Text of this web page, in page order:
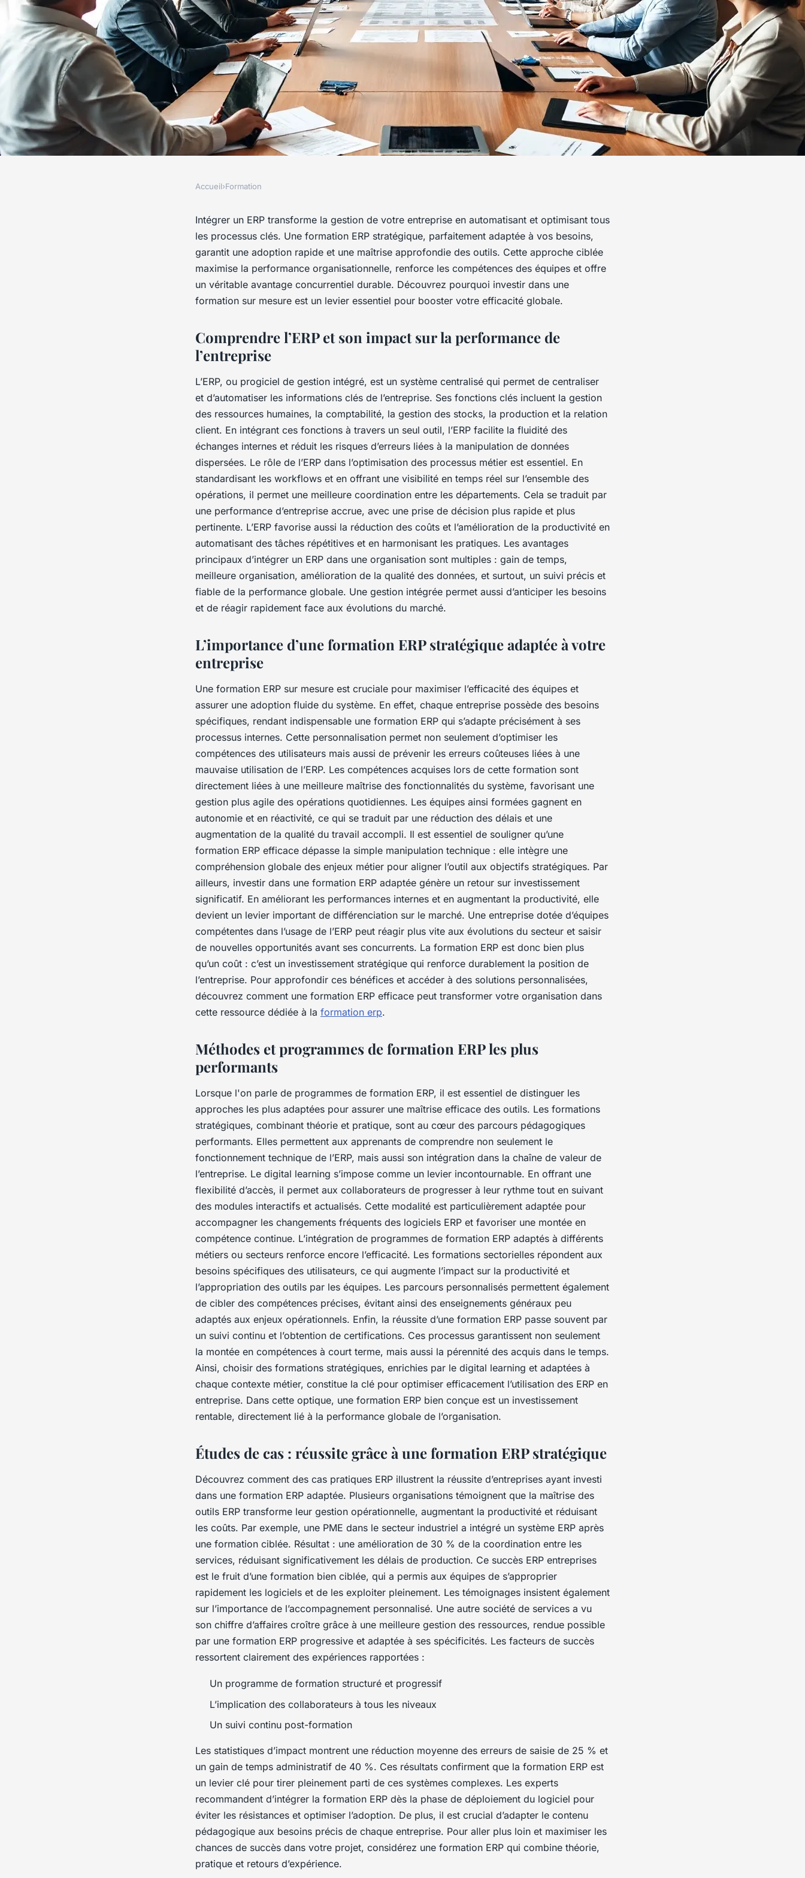
Maximisez la performance de votre
entreprise avec une formation erp
Accueil›Formation
Intégrer un ERP transforme la gestion de votre entreprise en automatisant et optimisant tous
les processus clés. Une formation ERP stratégique, parfaitement adaptée à vos besoins,
garantit une adoption rapide et une maîtrise approfondie des outils. Cette approche ciblée
maximise la performance organisationnelle, renforce les compétences des équipes et offre
un véritable avantage concurrentiel durable. Découvrez pourquoi investir dans une
formation sur mesure est un levier essentiel pour booster votre efficacité globale.
Comprendre l’ERP et son impact sur la performance de
l’entreprise
L’ERP, ou progiciel de gestion intégré, est un système centralisé qui permet de centraliser
et d’automatiser les informations clés de l’entreprise. Ses fonctions clés incluent la gestion
des ressources humaines, la comptabilité, la gestion des stocks, la production et la relation
client. En intégrant ces fonctions à travers un seul outil, l’ERP facilite la fluidité des
échanges internes et réduit les risques d’erreurs liées à la manipulation de données
dispersées. Le rôle de l’ERP dans l’optimisation des processus métier est essentiel. En
standardisant les workflows et en offrant une visibilité en temps réel sur l’ensemble des
opérations, il permet une meilleure coordination entre les départements. Cela se traduit par
une performance d’entreprise accrue, avec une prise de décision plus rapide et plus
pertinente. L’ERP favorise aussi la réduction des coûts et l’amélioration de la productivité en
automatisant des tâches répétitives et en harmonisant les pratiques. Les avantages
principaux d’intégrer un ERP dans une organisation sont multiples : gain de temps,
meilleure organisation, amélioration de la qualité des données, et surtout, un suivi précis et
fiable de la performance globale. Une gestion intégrée permet aussi d’anticiper les besoins
et de réagir rapidement face aux évolutions du marché.
L’importance d’une formation ERP stratégique adaptée à votre
entreprise
Une formation ERP sur mesure est cruciale pour maximiser l’efficacité des équipes et
assurer une adoption fluide du système. En effet, chaque entreprise possède des besoins
spécifiques, rendant indispensable une formation ERP qui s’adapte précisément à ses
processus internes. Cette personnalisation permet non seulement d’optimiser les
compétences des utilisateurs mais aussi de prévenir les erreurs coûteuses liées à une
mauvaise utilisation de l’ERP. Les compétences acquises lors de cette formation sont
directement liées à une meilleure maîtrise des fonctionnalités du système, favorisant une
gestion plus agile des opérations quotidiennes. Les équipes ainsi formées gagnent en
autonomie et en réactivité, ce qui se traduit par une réduction des délais et une
augmentation de la qualité du travail accompli. Il est essentiel de souligner qu’une
formation ERP efficace dépasse la simple manipulation technique : elle intègre une
compréhension globale des enjeux métier pour aligner l’outil aux objectifs stratégiques. Par
ailleurs, investir dans une formation ERP adaptée génère un retour sur investissement
significatif. En améliorant les performances internes et en augmentant la productivité, elle
devient un levier important de différenciation sur le marché. Une entreprise dotée d’équipes
compétentes dans l’usage de l’ERP peut réagir plus vite aux évolutions du secteur et saisir
de nouvelles opportunités avant ses concurrents. La formation ERP est donc bien plus
qu’un coût : c’est un investissement stratégique qui renforce durablement la position de
l’entreprise. Pour approfondir ces bénéfices et accéder à des solutions personnalisées,
découvrez comment une formation ERP efficace peut transformer votre organisation dans
cette ressource dédiée à la formation erp.
Méthodes et programmes de formation ERP les plus
performants
Lorsque l'on parle de programmes de formation ERP, il est essentiel de distinguer les
approches les plus adaptées pour assurer une maîtrise efficace des outils. Les formations
stratégiques, combinant théorie et pratique, sont au cœur des parcours pédagogiques
performants. Elles permettent aux apprenants de comprendre non seulement le
fonctionnement technique de l’ERP, mais aussi son intégration dans la chaîne de valeur de
l’entreprise. Le digital learning s’impose comme un levier incontournable. En offrant une
flexibilité d’accès, il permet aux collaborateurs de progresser à leur rythme tout en suivant
des modules interactifs et actualisés. Cette modalité est particulièrement adaptée pour
accompagner les changements fréquents des logiciels ERP et favoriser une montée en
compétence continue. L’intégration de programmes de formation ERP adaptés à différents
métiers ou secteurs renforce encore l’efficacité. Les formations sectorielles répondent aux
besoins spécifiques des utilisateurs, ce qui augmente l’impact sur la productivité et
l’appropriation des outils par les équipes. Les parcours personnalisés permettent également
de cibler des compétences précises, évitant ainsi des enseignements généraux peu
adaptés aux enjeux opérationnels. Enfin, la réussite d’une formation ERP passe souvent par
un suivi continu et l’obtention de certifications. Ces processus garantissent non seulement
la montée en compétences à court terme, mais aussi la pérennité des acquis dans le temps.
Ainsi, choisir des formations stratégiques, enrichies par le digital learning et adaptées à
chaque contexte métier, constitue la clé pour optimiser efficacement l’utilisation des ERP en
entreprise. Dans cette optique, une formation ERP bien conçue est un investissement
rentable, directement lié à la performance globale de l’organisation.
Études de cas : réussite grâce à une formation ERP stratégique
Découvrez comment des cas pratiques ERP illustrent la réussite d’entreprises ayant investi
dans une formation ERP adaptée. Plusieurs organisations témoignent que la maîtrise des
outils ERP transforme leur gestion opérationnelle, augmentant la productivité et réduisant
les coûts. Par exemple, une PME dans le secteur industriel a intégré un système ERP après
une formation ciblée. Résultat : une amélioration de 30 % de la coordination entre les
services, réduisant significativement les délais de production. Ce succès ERP entreprises
est le fruit d’une formation bien ciblée, qui a permis aux équipes de s’approprier
rapidement les logiciels et de les exploiter pleinement. Les témoignages insistent également
sur l’importance de l’accompagnement personnalisé. Une autre société de services a vu
son chiffre d’affaires croître grâce à une meilleure gestion des ressources, rendue possible
par une formation ERP progressive et adaptée à ses spécificités. Les facteurs de succès
ressortent clairement des expériences rapportées :
Un programme de formation structuré et progressif
L’implication des collaborateurs à tous les niveaux
Un suivi continu post-formation
Les statistiques d’impact montrent une réduction moyenne des erreurs de saisie de 25 % et
un gain de temps administratif de 40 %. Ces résultats confirment que la formation ERP est
un levier clé pour tirer pleinement parti de ces systèmes complexes. Les experts
recommandent d’intégrer la formation ERP dès la phase de déploiement du logiciel pour
éviter les résistances et optimiser l’adoption. De plus, il est crucial d’adapter le contenu
pédagogique aux besoins précis de chaque entreprise. Pour aller plus loin et maximiser les
chances de succès dans votre projet, considérez une formation ERP qui combine théorie,
pratique et retours d’expérience.